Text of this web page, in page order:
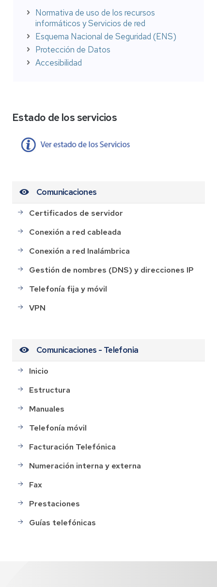
Normativa de uso de los recursos
informáticos y Servicios de red
Esquema Nacional de Seguridad (ENS)
Protección de Datos
Accesibilidad
Estado de los servicios
Comunicaciones
Certificados de servidor
Conexión a red cableada
Conexión a red Inalámbrica
Gestión de nombres (DNS) y direcciones IP
Telefonía fija y móvil
VPN
Comunicaciones - Telefonia
Inicio
Estructura
Manuales
Telefonía móvil
Facturación Telefónica
Numeración interna y externa
Fax
Prestaciones
Guías telefónicas